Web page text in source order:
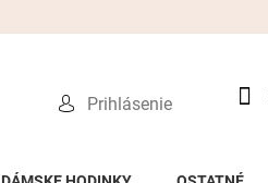
Prihlásenie